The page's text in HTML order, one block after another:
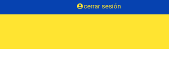
cerrar sesión